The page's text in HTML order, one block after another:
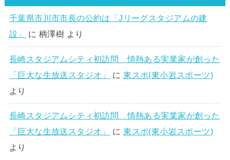
千葉県市川市市長の公約は「Jリーグスタジアムの建
設」
に 柄澤樹 より
長崎スタジアムシティ初訪問 情熱ある実業家が創った
「巨大な生放送スタジオ」
に東スポ(東小岩スポーツ)
より
長崎スタジアムシティ初訪問 情熱ある実業家が創った
「巨大な生放送スタジオ」
に東スポ(東小岩スポーツ)
より